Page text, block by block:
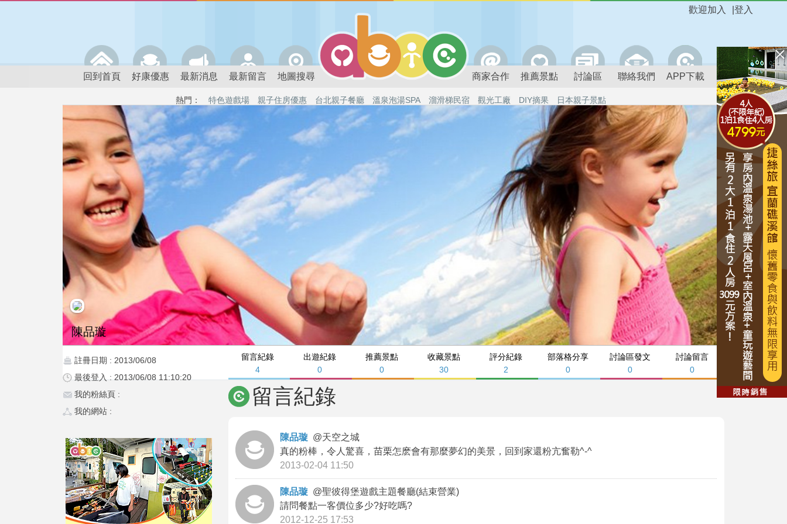
登入
歡迎加入
回到首頁 好康優惠 最新消息 最新留言 地圖搜尋 商家合作 推薦景點 討論區 聯絡我們 APP下載
熱門： 特色遊戲場 親子住房優惠 台北親子餐廳 溫泉泡湯SPA 溜滑梯民宿 觀光工廠 DIY摘果 日本親子景點
留言紀錄
4
出遊紀錄
0
推薦景點
0
收藏景點
30
評分紀錄
2
部落格分享
0
討論區發文
0
討論留言
0
陳品璇
註冊日期 : 2013/06/08
最後登入 : 2013/06/08 11:10:20
我的粉絲頁 :
我的網站 :
留言紀錄
陳品璇 @天空之城
真的粉棒，令人驚喜，苗栗怎麽會有那麼夢幻的美景，回到家還粉亢奮勒^-^
2013-02-04 11:50
陳品璇 @聖彼得堡遊戲主題餐廳(結束營業)
請問餐點一客價位多少?好吃嗎?
2012-12-25 17:53